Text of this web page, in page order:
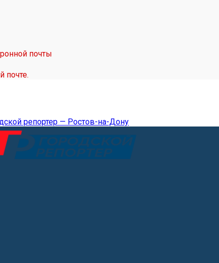
почты
почте.
репортер — Ростов-на-Дону